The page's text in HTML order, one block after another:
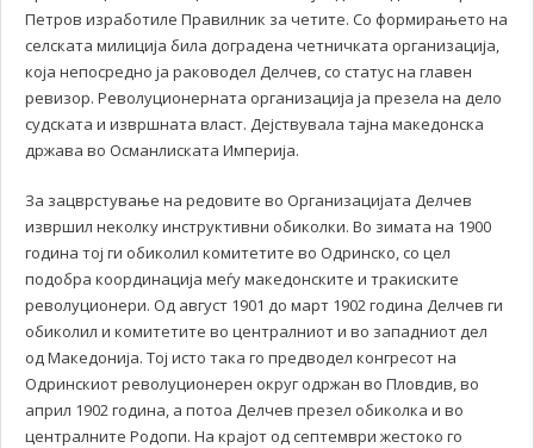
Петров изработиле Правилник за четите. Со формирањето на
селската милиција била доградена четничката организација,
која непосредно ја раководел Делчев, со статус на главен
ревизор. Револуционерната организација ја презела на дело
судската и извршната власт. Дејствувала тајна македонска
држава во Османлиската Империја.
За зацврстување на редовите во Организацијата Делчев
извршил неколку инструктивни обиколки. Во зимата на 1900
година тој ги обиколил комитетите во Одринско, со цел
подобра координација меѓу македонските и тракиските
револуционери. Од август 1901 до март 1902 година Делчев ги
обиколил и комитетите во централниот и во западниот дел
од Македонија. Тој исто така го предводел конгресот на
Одринскиот револуционерен округ одржан во Пловдив, во
април 1902 година, а потоа Делчев презел обиколка и во
централните Родопи. На крајот од септември жестоко го